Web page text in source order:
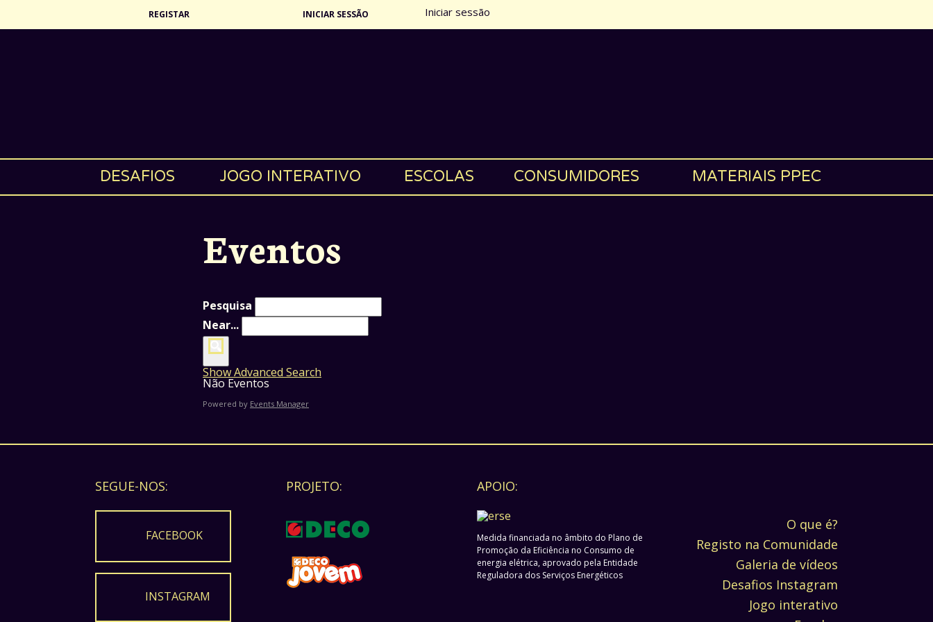
Iniciar sessão
REGISTAR INICIAR SESSÃO
DESAFIOS JOGO INTERATIVO ESCOLAS CONSUMIDORES MATERIAIS PPEC
Eventos
Pesquisa
Near...
Show Advanced Search
Não Eventos
Powered by Events Manager
SEGUE-NOS:
FACEBOOK
INSTAGRAM
PROJETO: APOIO:
Medida financiada no âmbito do Plano de
Promoção da Eficiência no Consumo de
energia elétrica, aprovado pela Entidade
Reguladora dos Serviços Energéticos
O que é?
Registo na Comunidade
Galeria de vídeos
Desafios Instagram
Jogo interativo